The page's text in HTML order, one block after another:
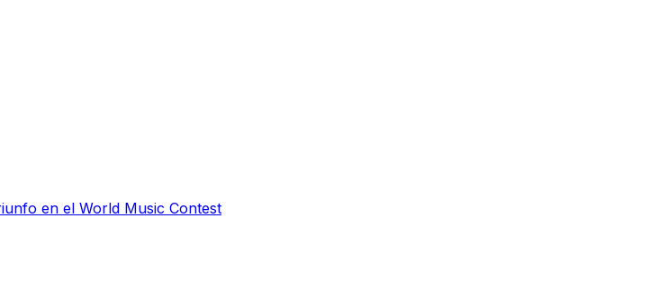
en el World Music Contest